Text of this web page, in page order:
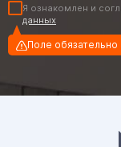
Я ознакомлен и
данных
Поле обязательно